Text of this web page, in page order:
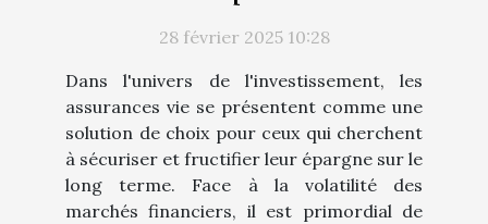
assurance vie28 février 2025 10:28
Dans l'univers de l'investissement, les
assurances vie se présentent comme une
solution de choix pour ceux qui cherchent
à sécuriser et fructifier leur épargne sur le
long terme. Face à la volatilité des
marchés financiers, il est primordial de